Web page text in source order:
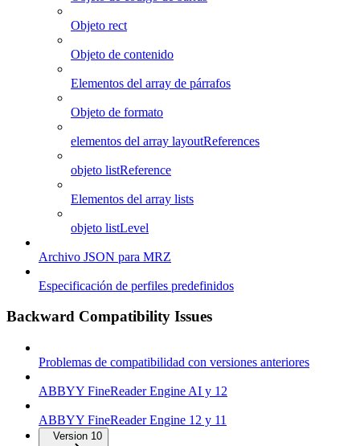
Objeto rect
Objeto de contenido
Elementos del array de párrafos
Objeto de formato
elementos del array layoutReferences
objeto listReference
Elementos del array lists
objeto listLevel
Archivo JSON para MRZ
Especificación de perfiles predefinidos
Backward Compatibility Issues
Problemas de compatibilidad con versiones anteriores
ABBYY FineReader Engine AI y 12
ABBYY FineReader Engine 12 y 11
Version 10